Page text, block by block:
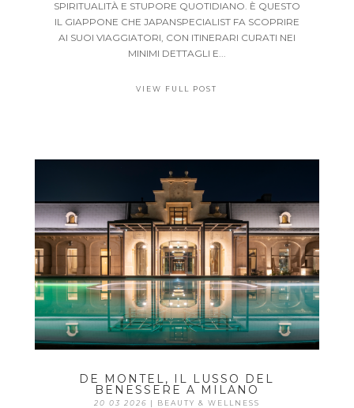
SPIRITUALITÀ E STUPORE QUOTIDIANO. È QUESTO
IL GIAPPONE CHE JAPANSPECIALIST FA SCOPRIRE
AI SUOI VIAGGIATORI, CON ITINERARI CURATI NEI
MINIMI DETTAGLI E...
VIEW FULL POST
DE MONTEL, IL LUSSO DEL
BENESSERE A MILANO
20 03 2026 | BEAUTY & WELLNESS